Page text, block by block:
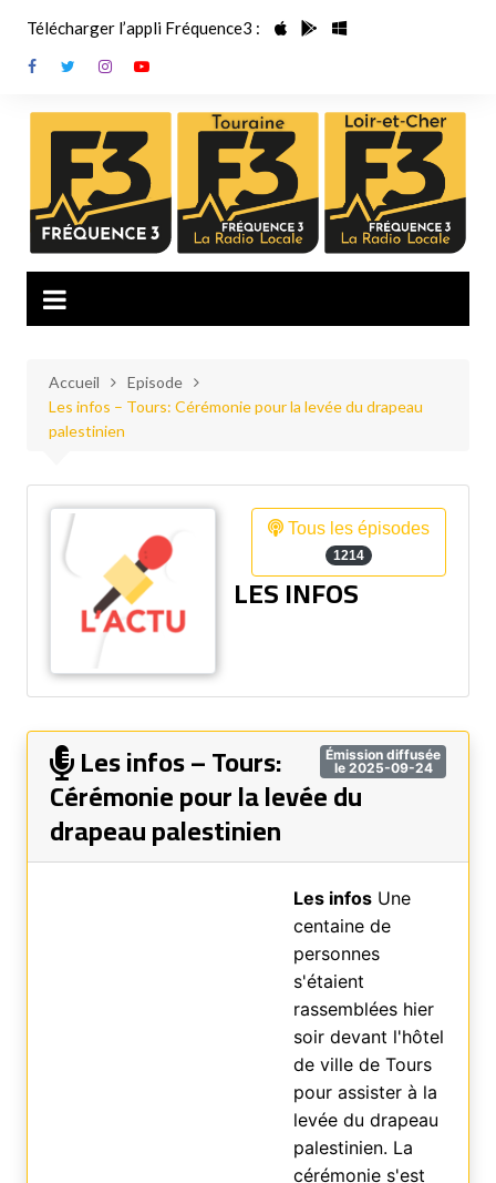
contenu
Télécharger l’appli Fréquence3 :
Accueil
Episode
Les infos – Tours: Cérémonie pour la levée du drapeau
palestinien
Tous les épisodes
1214
LES INFOS
Émission diffusée
le 2025-09-24
Les infos – Tours:
Cérémonie pour la levée du
drapeau palestinien
Les infosUne
centaine de
personnes
s'étaient
rassemblées hier
soir devant l'hôtel
de ville de Tours
pour assister à la
levée du drapeau
palestinien. La
cérémonie s'est